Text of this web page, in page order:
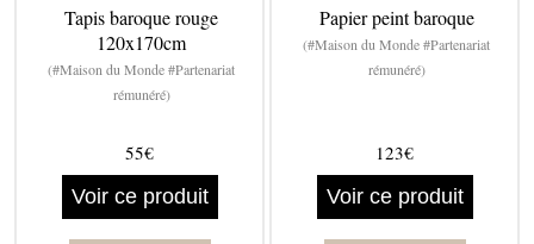
Tapis baroque rouge
120x170cm
(#Maison du Monde #Partenariat
rémunéré)
55€
Voir ce produit
Papier peint baroque
(#Maison du Monde #Partenariat
rémunéré)
123€
Voir ce produit